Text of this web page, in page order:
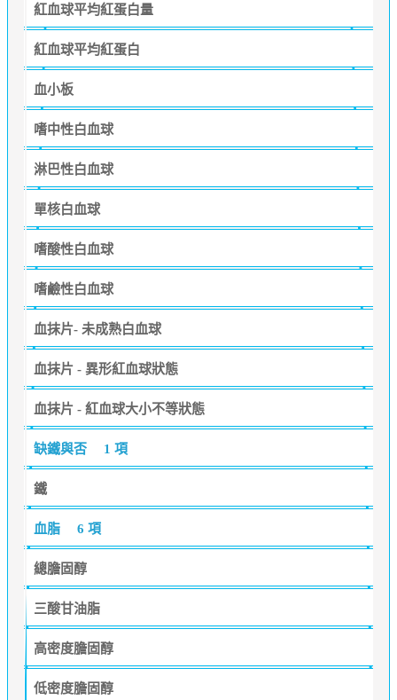
紅血球平均紅蛋白量
紅血球平均紅蛋白
血小板
嗜中性白血球
淋巴性白血球
單核白血球
嗜酸性白血球
嗜鹼性白血球
血抹片- 未成熟白血球
血抹片 - 異形紅血球狀態
血抹片 - 紅血球大小不等狀態
缺鐵與否 1 項
鐵
血脂 6 項
總膽固醇
三酸甘油脂
高密度膽固醇
低密度膽固醇